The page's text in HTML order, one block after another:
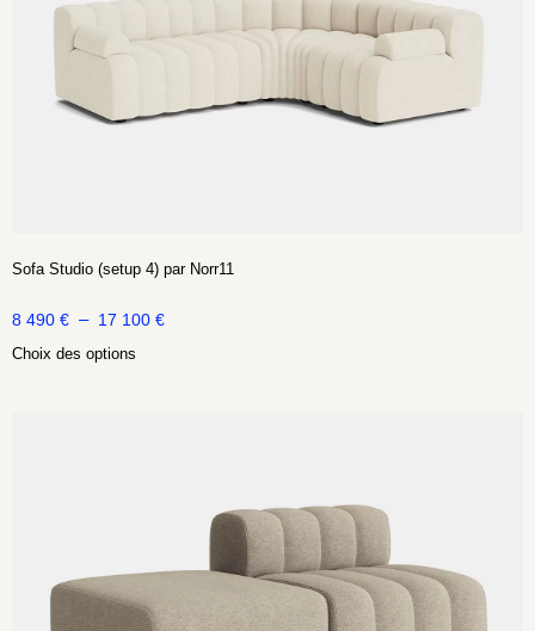
Sofa Studio (setup 4) par Norr11
8 490 € – 17 100 €
Choix des options